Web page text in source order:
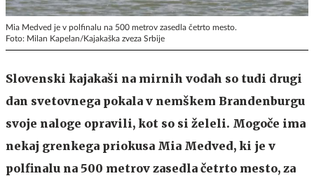
Mia Medved je v polfinalu na 500 metrov zasedla četrto mesto.
Foto: Milan Kapelan/Kajakaška zveza Srbije
Slovenski kajakaši na mirnih vodah so tudi drugi
dan svetovnega pokala v nemškem Brandenburgu
svoje naloge opravili, kot so si želeli. Mogoče ima
nekaj grenkega priokusa Mia Medved, ki je v
polfinalu na 500 metrov zasedla četrto mesto, za